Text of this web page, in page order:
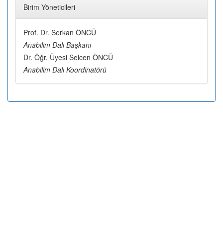
Birim Yöneticileri
Prof. Dr. Serkan ÖNCÜ
Anabilim Dalı Başkanı
Dr. Öğr. Üyesi Selcen ÖNCÜ
Anabilim Dalı Koordinatörü